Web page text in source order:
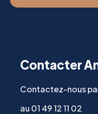
Contacter
Contactez-nous
au 01 49 12 11 02